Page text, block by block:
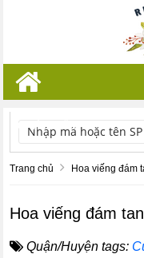
TÌM KIẾM
Trang chủ Hoa viếng đám
Hoa viếng đám
Quận/Huyện tags: